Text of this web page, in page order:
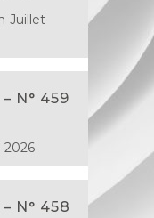
Juillet
N° 459
2026
N° 458